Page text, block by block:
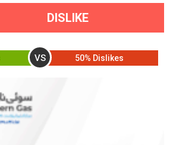
DISLIKE
VS 50% Dislikes